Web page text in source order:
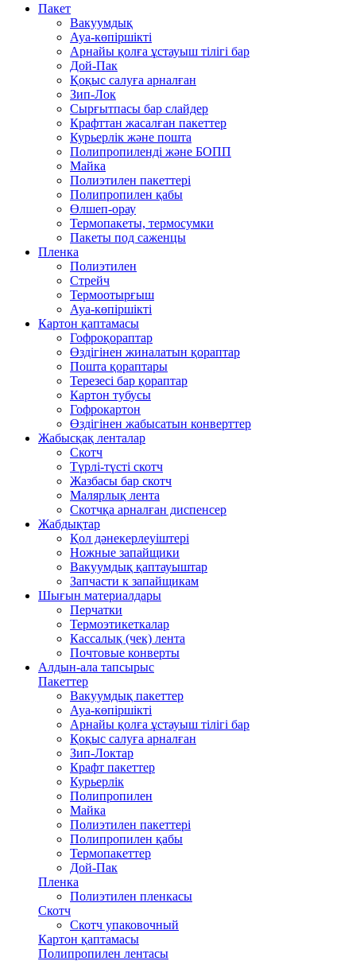
Пакет
Вакуумдық
Ауа-көпіршікті
Арнайы қолға ұстауыш тілігі бар
Дой-Пак
Қоқыс салуға арналған
Зип-Лок
Сырғытпасы бар слайдер
Крафттан жасалған пакеттер
Курьерлік және пошта
Полипропиленді және БОПП
Майка
Полиэтилен пакеттері
Полипропилен қабы
Өлшеп-орау
Термопакеты, термосумки
Пакеты под саженцы
Пленка
Полиэтилен
Стрейч
Термоотырғыш
Ауа-көпіршікті
Картон қаптамасы
Гофроқораптар
Өздігінен жиналатын қораптар
Пошта қораптары
Терезесі бар қораптар
Картон тубусы
Гофрокартон
Өздігінен жабысатын конверттер
Жабысқақ ленталар
Скотч
Түрлі-түсті скотч
Жазбасы бар скотч
Малярлық лента
Скотчқа арналған диспенсер
Жабдықтар
Қол дәнекерлеуіштері
Ножные запайщики
Вакуумдық қаптауыштар
Запчасти к запайщикам
Шығын материалдары
Перчатки
Термоэтикеткалар
Кассалық (чек) лента
Почтовые конверты
Алдын-ала тапсырыс
Пакеттер
Вакуумдық пакеттер
Ауа-көпіршікті
Арнайы қолға ұстауыш тілігі бар
Қоқыс салуға арналған
Зип-Локтар
Крафт пакеттер
Курьерлік
Полипропилен
Майка
Полиэтилен пакеттері
Полипропилен қабы
Термопакеттер
Дой-Пак
Пленка
Полиэтилен пленкасы
Скотч
Скотч упаковочный
Картон қаптамасы
Полипропилен лентасы